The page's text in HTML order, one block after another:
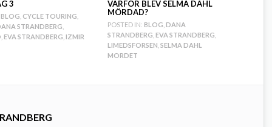
3
BLOG CYCLE TOURING
STRANDBERG
EVA STRANDBERG IZMIR
VARFÖR BLEV SELMA DAHL
MÖRDAD?
POSTED IN: BLOG DANA
STRANDBERG EVA STRANDBERG
LIMEDSFORSEN ,SELMA DAHL
MORDET